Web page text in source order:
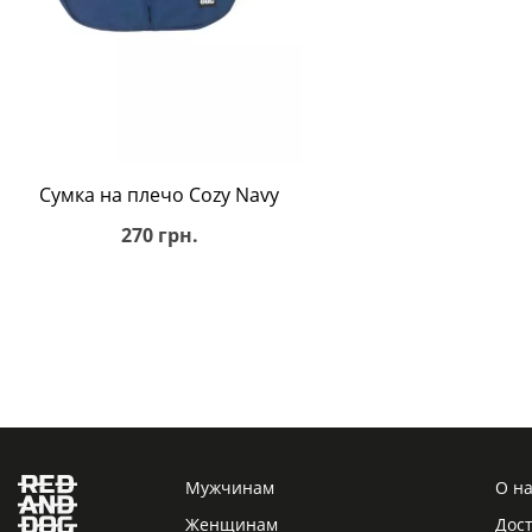
В корзину
Сумка на плечо Cozy Navy
270 грн.
Мужчинам
Женщинам
О